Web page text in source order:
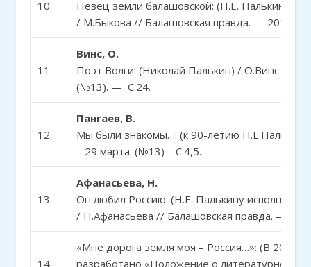
10.
Певец земли балашовской: (Н.Е. Палькину
/ М.Быкова // Балашовская правда. — 2017. –
11.
Винс, О.
Поэт Волги: (Николай Палькин) / О.Винс //
(№13). — С.24.
12.
Пангаев, В.
Мы были знакомы…: (к 90-летию
– 29 марта. (№13) – С.4,5.
13.
Афанасьева, Н.
Он любил Россию: (Н.Е. Палькину
/ Н.Афанасьева // Балашовская правда. —
14.
«Мне дорога земля моя – Россия…»: (В 2015
разработано «Положение о литературной